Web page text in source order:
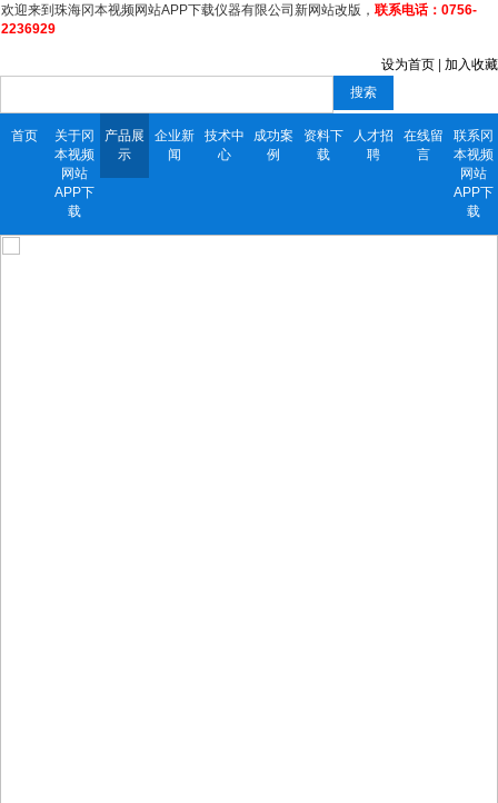
欢迎来到珠海冈本视频网站APP下载仪器有限公司新网站改版， 联系电话：0756-
2236929
设为首页
加入收藏
搜索
首页
关于冈
本视频
网站
APP下
载
产品展
示
企业新
闻
技术中
心
成功案
例
资料下
载
人才招
聘
在线留
言
联系冈
本视频
网站
APP下
载